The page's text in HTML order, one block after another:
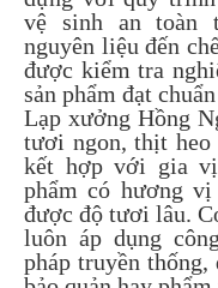
vệ sinh an toàn
nguyên liệu đến
được kiểm tra
sản phẩm đạt
Lạp xưởng Hồng
tươi ngon, thịt heo
kết hợp với gia
phẩm có hương
được độ tươi lâu.
luôn áp dụng
pháp truyền thống,